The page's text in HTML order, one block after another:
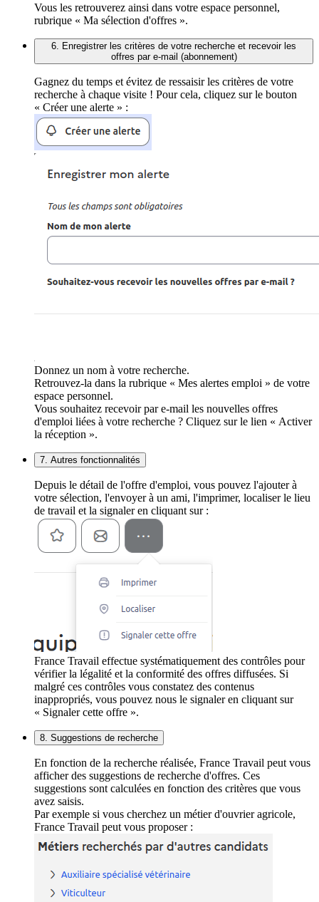
Vous les retrouverez ainsi dans votre espace personnel,
rubrique « Ma sélection d'offres ».
6. Enregistrer les critères de votre recherche et recevoir les
offres par e-mail (abonnement)
Gagnez du temps et évitez de ressaisir les critères de votre
recherche à chaque visite ! Pour cela, cliquez sur le bouton
« Créer une alerte » :
Donnez un nom à votre recherche.
Retrouvez-la dans la rubrique « Mes alertes emploi » de votre
espace personnel.
Vous souhaitez recevoir par e-mail les nouvelles offres
d'emploi liées à votre recherche ? Cliquez sur le lien « Activer
la réception ».
7. Autres fonctionnalités
Depuis le détail de l'offre d'emploi, vous pouvez l'ajouter à
votre sélection, l'envoyer à un ami, l'imprimer, localiser le lieu
de travail et la signaler en cliquant sur :
France Travail effectue systématiquement des contrôles pour
vérifier la légalité et la conformité des offres diffusées. Si
malgré ces contrôles vous constatez des contenus
inappropriés, vous pouvez nous le signaler en cliquant sur
« Signaler cette offre ».
8. Suggestions de recherche
En fonction de la recherche réalisée, France Travail peut vous
afficher des suggestions de recherche d'offres. Ces
suggestions sont calculées en fonction des critères que vous
avez saisis.
Par exemple si vous cherchez un métier d'ouvrier agricole,
France Travail peut vous proposer :